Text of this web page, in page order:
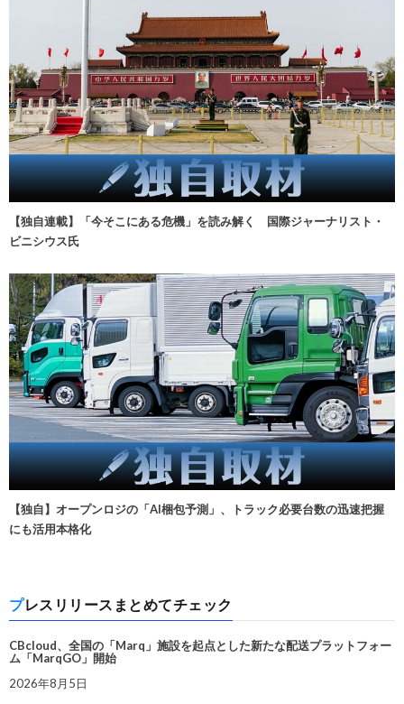
【独自連載】「今そこにある危機」を読み解く 国際ジャーナリスト・
ビニシウス氏
【独自】オープンロジの「AI梱包予測」、トラック必要台数の迅速把握
にも活用本格化
プレスリリースまとめてチェック
CBcloud、全国の「Marq」施設を起点とした新たな配送プラットフォー
ム「MarqGO」開始
2026年8月5日